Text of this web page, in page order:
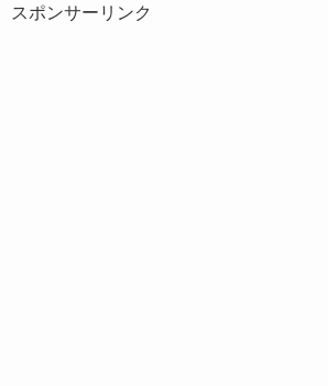
スポンサーリンク